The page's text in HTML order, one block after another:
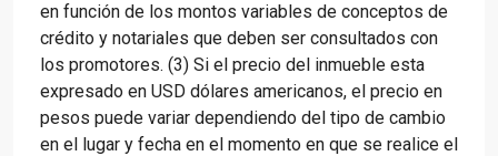
en función de los montos variables de conceptos de
crédito y notariales que deben ser consultados con
los promotores. (3) Si el precio del inmueble esta
expresado en USD dólares americanos, el precio en
pesos puede variar dependiendo del tipo de cambio
en el lugar y fecha en el momento en que se realice el